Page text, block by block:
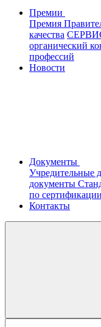
Премии
Премия
качества
органический
профессий
Новости
Документы
Учредительные
документы
по сертификации
Контакты